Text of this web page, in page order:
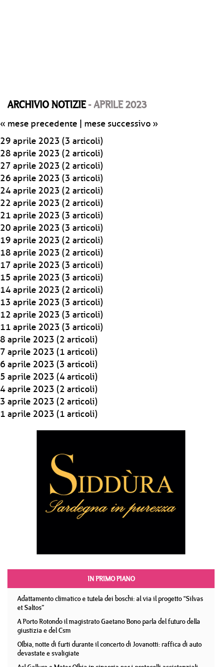
ARCHIVIO NOTIZIE- APRILE 2023
« mese precedente
mese successivo »
29 aprile 2023 (3 articoli)
28 aprile 2023 (2 articoli)
27 aprile 2023 (2 articoli)
26 aprile 2023 (3 articoli)
24 aprile 2023 (2 articoli)
22 aprile 2023 (2 articoli)
21 aprile 2023 (3 articoli)
20 aprile 2023 (3 articoli)
19 aprile 2023 (2 articoli)
18 aprile 2023 (2 articoli)
17 aprile 2023 (3 articoli)
15 aprile 2023 (3 articoli)
14 aprile 2023 (2 articoli)
13 aprile 2023 (3 articoli)
12 aprile 2023 (3 articoli)
11 aprile 2023 (3 articoli)
8 aprile 2023 (2 articoli)
7 aprile 2023 (1 articoli)
6 aprile 2023 (3 articoli)
5 aprile 2023 (4 articoli)
4 aprile 2023 (2 articoli)
3 aprile 2023 (2 articoli)
1 aprile 2023 (1 articoli)
IN PRIMO PIANO
Adattamento climatico e tutela dei boschi: al via il progetto “Silvas
et Saltos”
A Porto Rotondo il magistrato Gaetano Bono parla del futuro della
giustizia e del Csm
Olbia, notte di furti durante il concerto di Jovanotti: raffica di auto
devastate e svaligiate